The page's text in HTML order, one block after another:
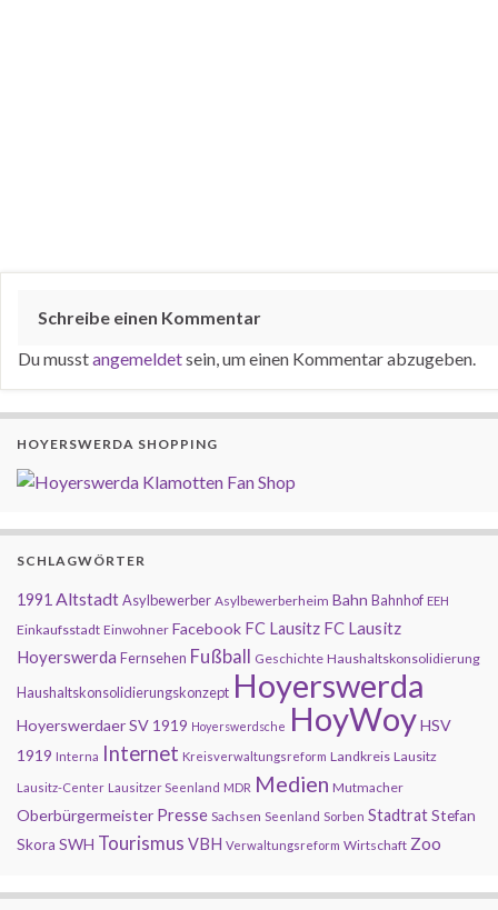
Schreibe einen Kommentar
Du musstangemeldetsein, um einen Kommentar abzugeben.
HOYERSWERDA SHOPPING
SCHLAGWÖRTER
1991 AltstadtAsylbewerber Asylbewerberheim Bahn Bahnhof EEH
Einkaufsstadt Einwohner Facebook FC Lausitz FC Lausitz
Hoyerswerda Fernsehen Fußball Geschichte Haushaltskonsolidierung
Haushaltskonsolidierungskonzept Hoyerswerda
Hoyerswerdaer SV 1919 Hoyerswerdsche HoyWoyHSV
1919 Interna Internet Kreisverwaltungsreform Landkreis Lausitz
Lausitz-Center Lausitzer Seenland MDR Medien Mutmacher
Oberbürgermeister Presse Sachsen Seenland Sorben StadtratStefan
Skora SWH Tourismus VBH Verwaltungsreform Wirtschaft Zoo